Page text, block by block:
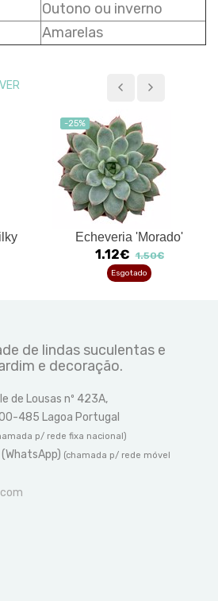
Outono ou inverno
Amarelas
-25%
Echeveria 'Morado'
1.12€ 1.50€
Esgotado
de lindas suculentas e
e decoração.
de Lousas nº 423A,
485 Lagoa Portugal
p/ rede fixa nacional)
(chamada p/ rede móvel